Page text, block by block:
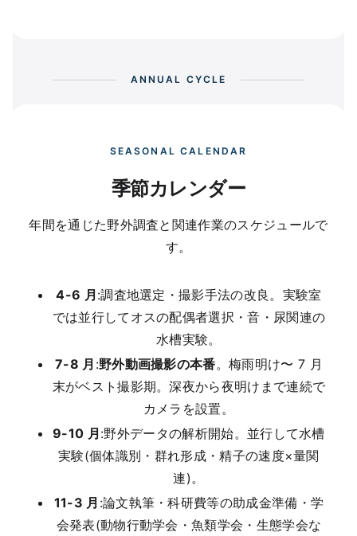
ANNUAL CYCLE
SEASONAL CALENDAR
季節カレンダー
年間を通じた野外調査と関連作業のスケジュールで
す。
4-6 月 :調査地選定・撮影手法の改良。実験室
では並行してオスの配偶者選択・音・尿関連の
水槽実験。
7-8 月 :野外動画撮影の本番。梅雨明け〜 7 月
末がベスト撮影期。深夜から夜明けまで連続で
カメラを設置。
9-10 月 :野外データの解析開始。並行して水槽
実験(個体識別・群れ形成・精子の速度×量関
連)。
11-3 月 :論文執筆・科研費等の助成金準備・学
会発表(動物行動学会・魚類学会・生態学会な